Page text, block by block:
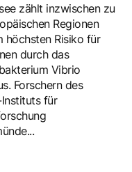
zählt inzwischen zu
Regionen
höchsten Risiko für
durch das
Vibrio
Forschern des
für